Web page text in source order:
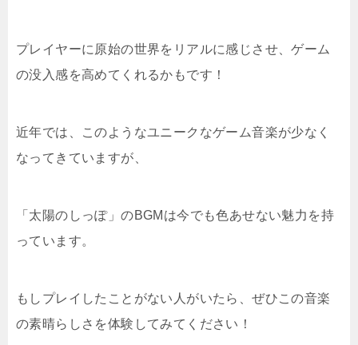
プレイヤーに原始の世界をリアルに感じさせ、ゲーム
の没入感を高めてくれるかもです！
近年では、このようなユニークなゲーム音楽が少なく
なってきていますが、
「太陽のしっぽ」のBGMは今でも色あせない魅力を持
っています。
もしプレイしたことがない人がいたら、ぜひこの音楽
の素晴らしさを体験してみてください！